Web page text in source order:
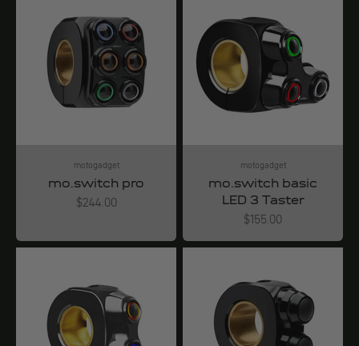
motogadget
mo.switch pro
Angebot
$244.00
motogadget
mo.switch basic
LED 3 Taster
Angebot
$155.00